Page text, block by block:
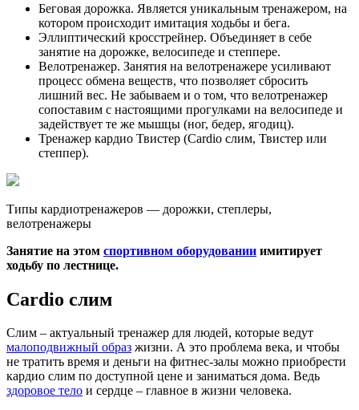
Беговая дорожка. Является уникальным тренажером, на
котором происходит имитация ходьбы и бега.
Эллиптический кросстрейнер. Объединяет в себе
занятие на дорожке, велосипеде и степпере.
Велотренажер. Занятия на велотренажере усиливают
процесс обмена веществ, что позволяет сбросить
лишний вес. Не забываем и о том, что велотренажер
сопоставим с настоящими прогулками на велосипеде и
задействует те же мышцы (ног, бедер, ягодиц).
Тренажер кардио Твистер (Сardio слим, Твистер или
степпер).
Типы кардиотренажеров — дорожки, степлеры,
велотренажеры
Занятие на этом спортивном оборудовании имитирует
ходьбу по лестнице.
Сardio слим
Слим – актуальный тренажер для людей, которые ведут
малоподвижный образ жизни. А это проблема века, и чтобы
не тратить время и деньги на фитнес-залы можно приобрести
кардио слим по доступной цене и заниматься дома. Ведь
здоровое тело и сердце – главное в жизни человека.